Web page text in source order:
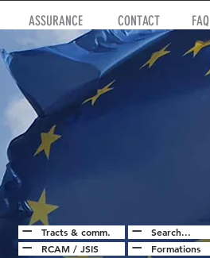
Tracts & comm.
RCAM / JSIS
Search...
Formations
FAQ
CONTACT
ASSURANCE